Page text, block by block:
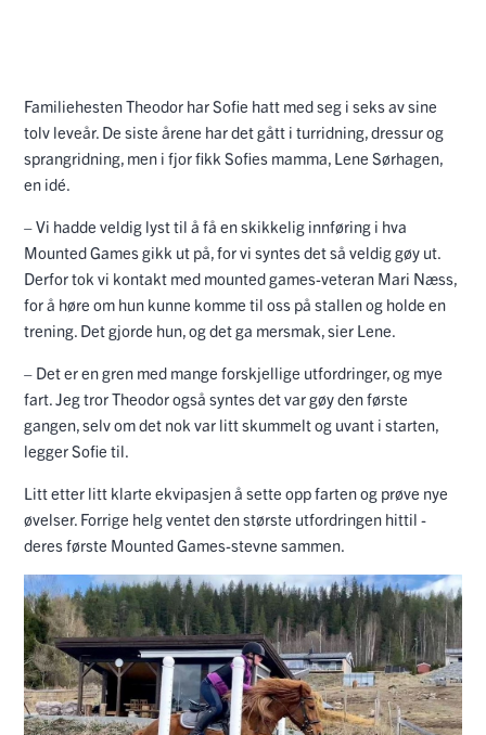
Familiehesten Theodor har Sofie hatt med seg i seks av sine
tolv leveår. De siste årene har det gått i turridning, dressur og
sprangridning, men i fjor fikk Sofies mamma, Lene Sørhagen,
en idé.
– Vi hadde veldig lyst til å få en skikkelig innføring i hva
Mounted Games gikk ut på, for vi syntes det så veldig gøy ut.
Derfor tok vi kontakt med mounted games-veteran Mari Næss,
for å høre om hun kunne komme til oss på stallen og holde en
trening. Det gjorde hun, og det ga mersmak, sier Lene.
– Det er en gren med mange forskjellige utfordringer, og mye
fart. Jeg tror Theodor også syntes det var gøy den første
gangen, selv om det nok var litt skummelt og uvant i starten,
legger Sofie til.
Litt etter litt klarte ekvipasjen å sette opp farten og prøve nye
øvelser. Forrige helg ventet den største utfordringen hittil -
deres første Mounted Games-stevne sammen.